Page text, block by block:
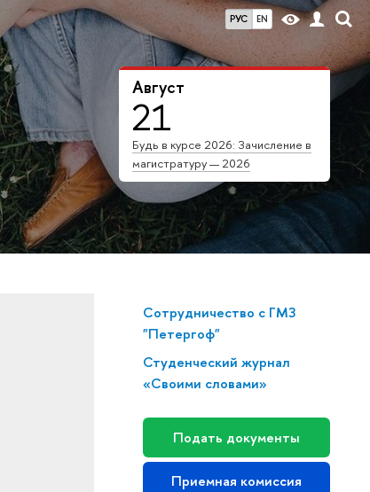
РУС EN
Август
21
Будь в курсе 2026: Зачисление в
магистратуру — 2026
Сотрудничество с ГМЗ
"Петергоф"
Студенческий журнал
«Своими словами»
Подать документы
Приемная комиссия